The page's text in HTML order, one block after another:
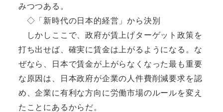
みつつある。
◇「新時代の日本的経営」から決別
しかしここで、政府が賃上げターゲット政策を
打ち出せば、確実に賃金は上がるようになる。な
ぜなら、日本で賃金が上がらなくなった最も重要
な原因は、日本政府が企業の人件費削減要求を認
め、企業に有利な方向に労働市場のルールを変え
たことにあるからだ。